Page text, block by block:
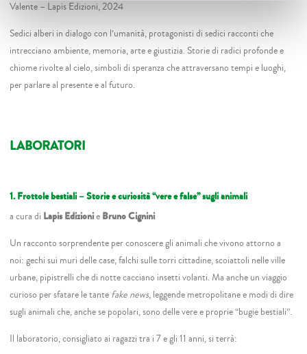
Valente – Lapis Edizioni, 2024
Sedici alberi in dialogo con l’umanità, protagonisti di sedici racconti che
intrecciano ambiente, memoria, arte e giustizia. Storie di radici profonde e
chiome rivolte al cielo, simboli di speranza che attraversano tempi e luoghi,
per parlare al presente e al futuro.
LABORATORI
1. Frottole bestiali – Storie e curiosità “vere e false” sugli animali
a cura di Lapis EdizionieBruno Cignini
Un racconto sorprendente per conoscere gli animali che vivono attorno a
noi: gechi sui muri delle case, falchi sulle torri cittadine, scoiattoli nelle ville
urbane, pipistrelli che di notte cacciano insetti volanti. Ma anche un viaggio
curioso per sfatare le tantefake news, leggende metropolitane e modi di dire
sugli animali che, anche se popolari, sono delle vere e proprie “bugie bestiali”.
Il laboratorio, consigliato ai ragazzi tra i 7 e gli 11 anni, si terrà: